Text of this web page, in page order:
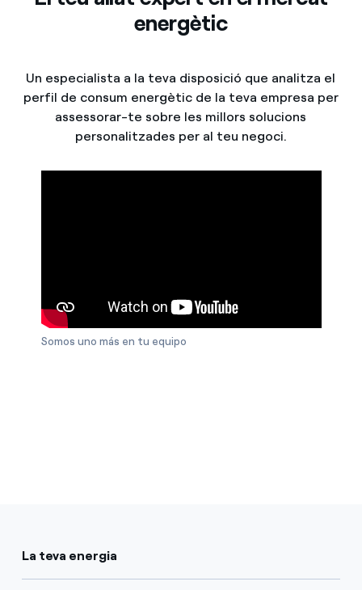
energètic
Un especialista a la teva disposició que analitza el
perfil de consum energètic de la teva empresa per
assessorar-te sobre les millors solucions
personalitzades per al teu negoci.
Somos uno más en tu equipo
La teva energia